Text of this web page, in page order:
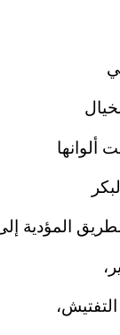
ألوانها
المؤدية